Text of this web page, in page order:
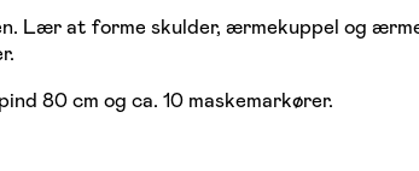
Lær at forme skulder, ærmekuppel og
80 cm og ca. 10 maskemarkører.